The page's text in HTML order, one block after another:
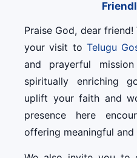
Praise God, dear
your visit to Telugu
and prayerful
spiritually enriching
uplift your faith and
presence here
offering meaningful